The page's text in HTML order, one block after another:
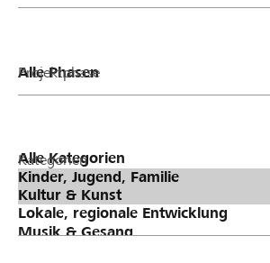
Projektphase
Kategorien